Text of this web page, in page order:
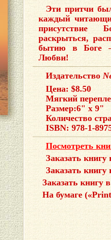
Эти притчи
каждый
раскрыться,
бытию в Боге
Любви!
Издательство
Цена: $8.50
Мягкий
Размер:6" x 9"
Количество
ISBN: 978-1-
Посмотреть
Заказать книгу
Заказать книгу
Заказать книгу
На бумаге